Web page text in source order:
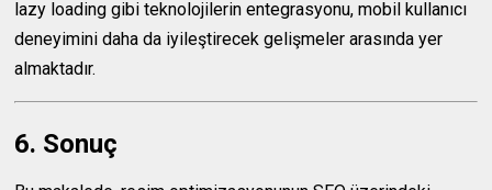
lazy loading gibi teknolojilerin entegrasyonu, mobil kullanıcı
deneyimini daha da iyileştirecek gelişmeler arasında yer
almaktadır.
6. Sonuç